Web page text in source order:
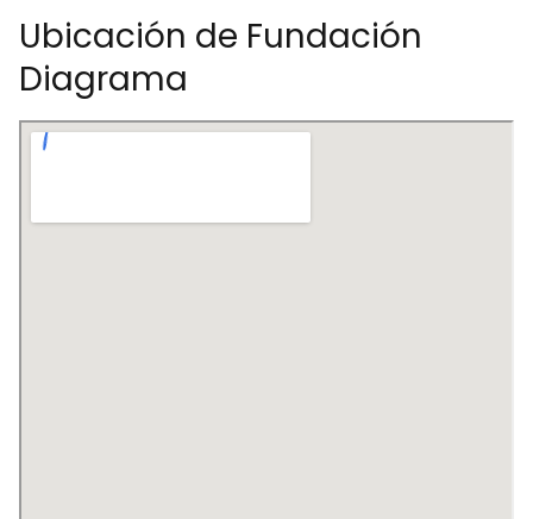
Ubicación de Fundación
Diagrama